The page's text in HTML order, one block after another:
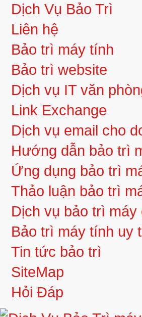
Dịch Vụ Bảo Trì
Liên hệ
Bảo trì máy tính
Bảo trì website
Dịch vụ IT văn
Link Exchange
Dịch vụ email cho
Hướng dẫn bảo trì
Ứng dụng bảo trì
Thảo luận bảo trì
Dịch vụ bảo trì
Bảo trì máy tính uy
Tin tức bảo trì
SiteMap
Hỏi Đáp